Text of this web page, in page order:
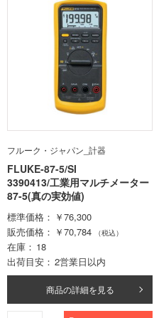
フルーク・ジャパン_計器
FLUKE-87-5/SI
3390413/工業用マルチメーター
87-5(真の実効値)
標準価格
￥76,300
販売価格
￥70,784 （税込）
在庫
18
出荷目安
2営業日以内
商品の詳細を見る